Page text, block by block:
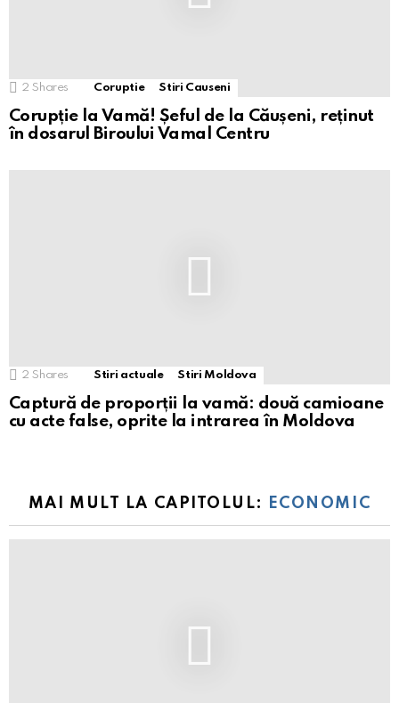
2 Shares Coruptie Stiri Causeni
Corupție la Vamă! Șeful de la Căușeni, reținut
în dosarul Biroului Vamal Centru
2 Shares Stiri actuale Stiri Moldova
Captură de proporții la vamă: două camioane
cu acte false, oprite la intrarea în Moldova
MAI MULT LA CAPITOLUL: ECONOMIC